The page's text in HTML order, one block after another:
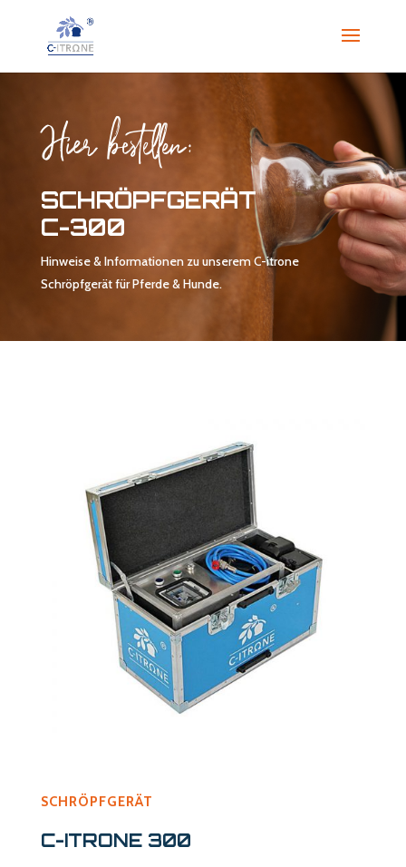
Hier bestellen:
SCHRÖPFGERÄT
C-300
Hinweise & Informationen zu unserem C-itrone
Schröpfgerät für Pferde & Hunde.
SCHRÖPFGERÄT
C-ITRONE 300